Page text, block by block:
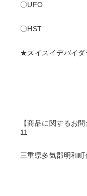
〇UFO
〇HST
★スイスイデバイダ
【商品に関するお
11
三重県多気郡明和